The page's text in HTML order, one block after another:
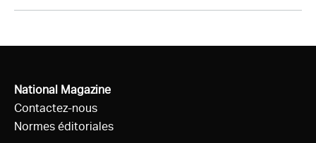
National Magazine
Contactez-nous
Normes éditoriales